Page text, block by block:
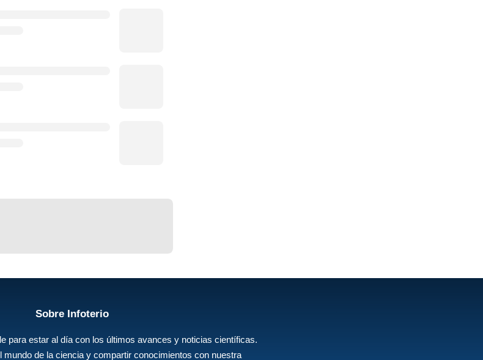
Sobre Infoterio
para estar al día con los últimos avances y noticias científicas.
mundo de la ciencia y compartir conocimientos con nuestra